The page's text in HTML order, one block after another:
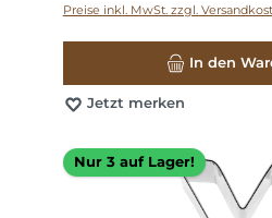
Preise inkl. MwSt. zzgl.
In den
Jetzt merken
Nur 3 auf Lager!